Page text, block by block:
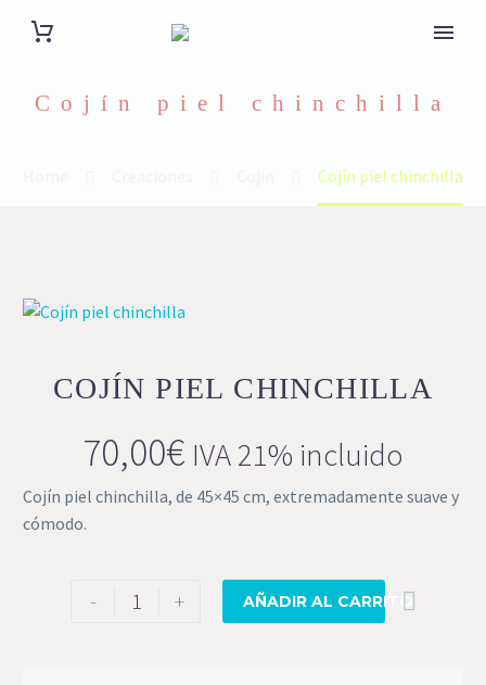
Cojín piel chinchilla
Cojín piel chinchilla
COJÍN PIEL CHINCHILLA
70,00€ IVA 21% incluido
Cojín piel chinchilla, de 45×45 cm, extremadamente suave y
cómodo.
- + AÑADIR AL CARRITO